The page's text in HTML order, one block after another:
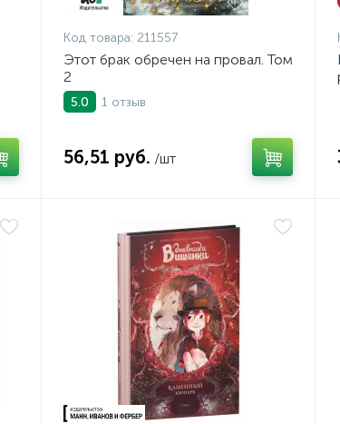
Код товара: 211557
Этот брак обречен на провал. Том
2
5.0 1 отзыв
56,51 руб. /шт